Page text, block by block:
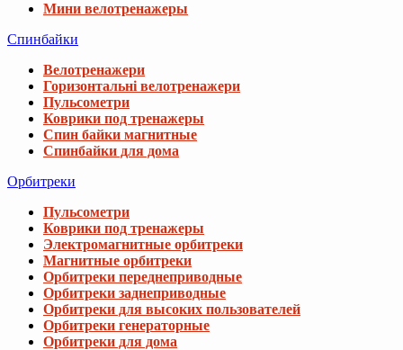
Мини велотренажеры
Спинбайки
Велотренажери
Горизонтальні велотренажери
Пульсометри
Коврики под тренажеры
Спин байки магнитные
Спинбайки для дома
Орбитреки
Пульсометри
Коврики под тренажеры
Электромагнитные орбитреки
Магнитные орбитреки
Орбитреки переднеприводные
Орбитреки заднеприводные
Орбитреки для высоких пользователей
Орбитреки генераторные
Орбитреки для дома